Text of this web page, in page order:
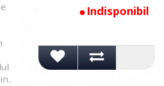
Indisponibil